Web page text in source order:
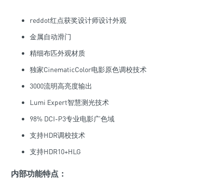
reddot红点获奖设计师设计外观
金属自动滑门
精细布匹外观材质
独家CinematicColor电影原色调校技术
3000流明高亮度输出
Lumi Expert智慧测光技术
98% DCI-P3专业电影广色域
支持HDR调校技术
支持HDR10+HLG
内部功能特点：